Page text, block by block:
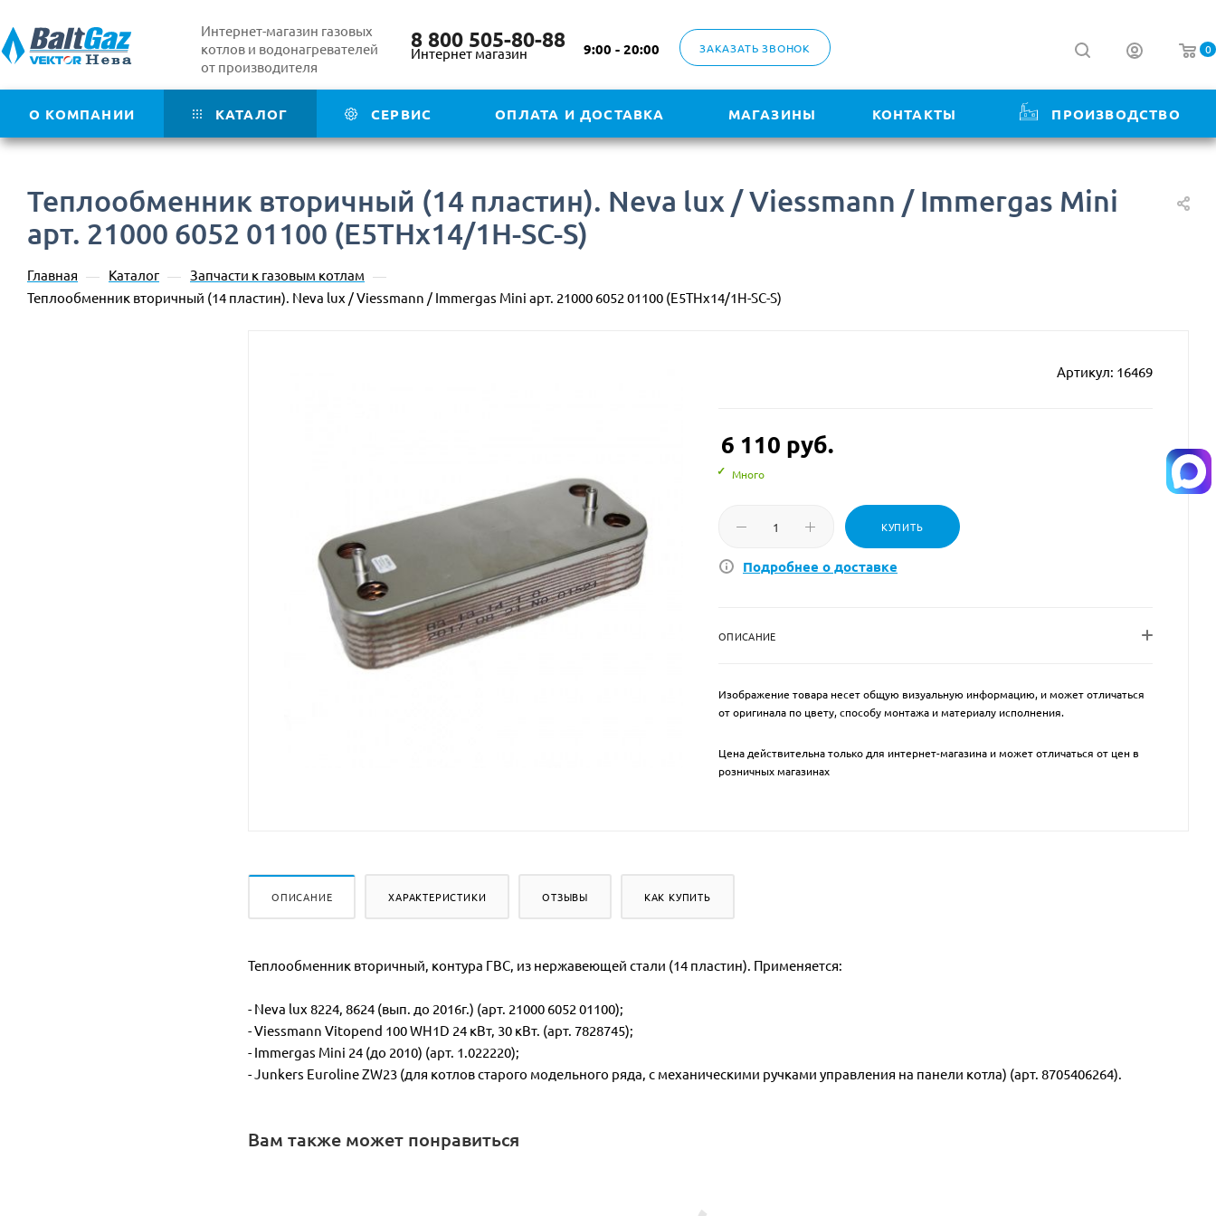
Интернет-магазин газовых
котлов и водонагревателей
от производителя
8 800 505-80-88
Интернет магазин 9:00 - 20:00 ЗАКАЗАТЬ ЗВОНОК 0
О КОМПАНИИ КАТАЛОГ СЕРВИС ОПЛАТА И ДОСТАВКА МАГАЗИНЫ КОНТАКТЫ ПРОИЗВОДСТВО
Теплообменник вторичный (14 пластин). Neva lux / Viessmann / Immergas Mini
арт. 21000 6052 01100 (E5THx14/1H-SC-S)
Главная — Каталог — Запчасти к газовым котлам —
Теплообменник вторичный (14 пластин). Neva lux / Viessmann / Immergas Mini арт. 21000 6052 01100 (E5THx14/1H-SC-S)
Артикул: 16469
6 110 руб.
Много
КУПИТЬ
Подробнее о доставке
ОПИСАНИЕ
Изображение товара несет общую визуальную информацию, и может отличаться
от оригинала по цвету, способу монтажа и материалу исполнения.
Цена действительна только для интернет-магазина и может отличаться от цен в
розничных магазинах
ОПИСАНИЕ ХАРАКТЕРИСТИКИ ОТЗЫВЫ КАК КУПИТЬ
Теплообменник вторичный, контура ГВС, из нержавеющей стали (14 пластин). Применяется:
- Neva lux 8224, 8624 (вып. до 2016г.) (арт. 21000 6052 01100);
- Viessmann Vitopend 100 WH1D 24 кВт, 30 кВт. (арт. 7828745);
- Immergas Mini 24 (до 2010) (арт. 1.022220);
- Junkers Euroline ZW23 (для котлов старого модельного ряда, с механическими ручками управления на панели котла) (арт. 8705406264).
Вам также может понравиться